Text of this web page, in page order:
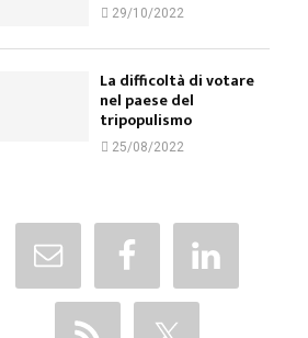
29/10/2022
La difficoltà di votare
nel paese del
tripopulismo
25/08/2022